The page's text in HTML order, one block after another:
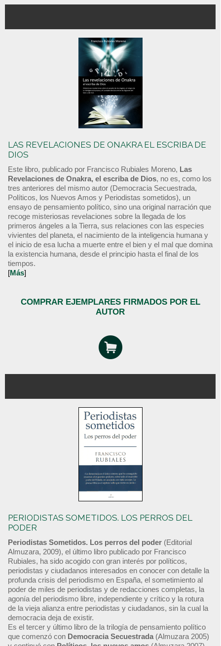
LAS REVELACIONES DE ONAKRA EL ESCRIBA DE
DIOS
Este libro, publicado por Francisco Rubiales Moreno, Las
Revelaciones de Onakra, el escriba de Dios, no es, como los
tres anteriores del mismo autor (Democracia Secuestrada,
Políticos, los Nuevos Amos y Periodistas sometidos), un
ensayo de pensamiento político, sino una original narración que
recoge misteriosas revelaciones sobre la llegada de los
primeros ángeles a la Tierra, sus relaciones con las especies
vivientes del planeta, el nacimiento de la inteligencia humana y
el inicio de esa lucha a muerte entre el bien y el mal que domina
la existencia humana, desde el principio hasta el final de los
tiempos.
[Más]
COMPRAR EJEMPLARES FIRMADOS POR EL
AUTOR
PERIODISTAS SOMETIDOS. LOS PERROS DEL
PODER
Periodistas Sometidos. Los perros del poder (Editorial
Almuzara, 2009), el último libro publicado por Francisco
Rubiales, ha sido acogido con gran interés por políticos,
periodistas y ciudadanos interesados en conocer con detalle la
profunda crisis del periodismo en España, el sometimiento al
poder de miles de periodistas y de redacciones completas, la
agonía del periodismo libre, independiente y crítico y la rotura
de la vieja alianza entre periodistas y ciudadanos, sin la cual la
democracia deja de existir.
Es el tercer y último libro de la trilogía de pensamiento político
que comenzó con Democracia Secuestrada (Almuzara 2005)